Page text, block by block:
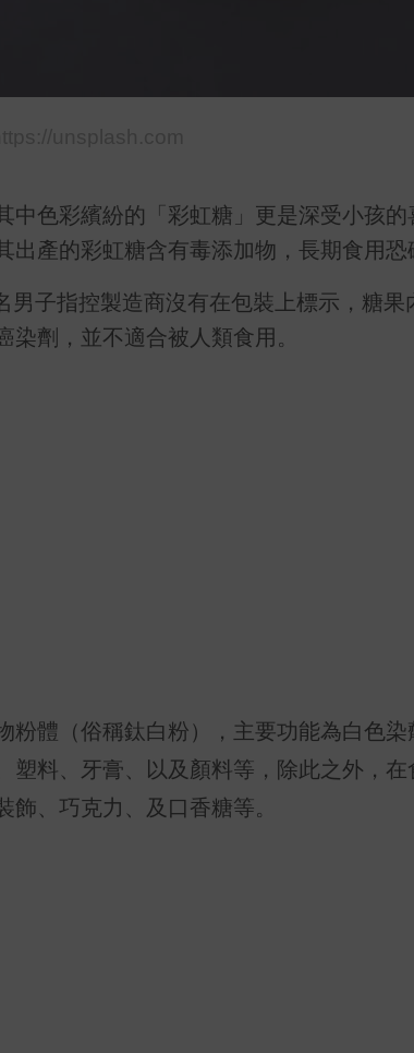
中色彩繽紛的「彩虹糖」更是深受小孩
出產的彩虹糖含有毒添加物，長期食用恐
男子指控製造商沒有在包裝上標示，糖
染劑，並不適合被人類食用。
粉體（俗稱鈦白粉），主要功能為白色
塑料、牙膏、以及顏料等，除此之外，
飾、巧克力、及口香糖等。